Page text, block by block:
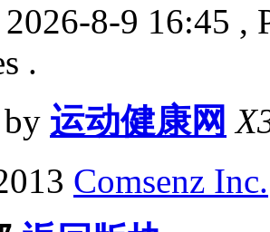
8-9 16:45 ,
.
运动健康网
Comsenz Inc.